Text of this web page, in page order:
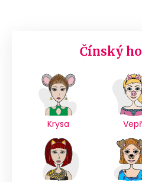
Čínský
Krysa Vepř